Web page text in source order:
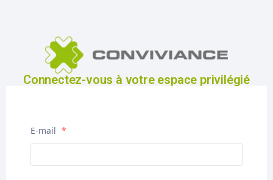
Connectez-vous à votre espace privilégié
E-mail *